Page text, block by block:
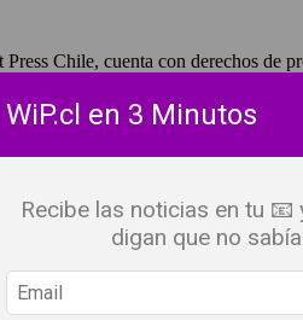
Chile, cuenta con derechos de
debes ser
WiP.cl en 3 Minutos
Recibe las noticias en tu 📧
digan que no